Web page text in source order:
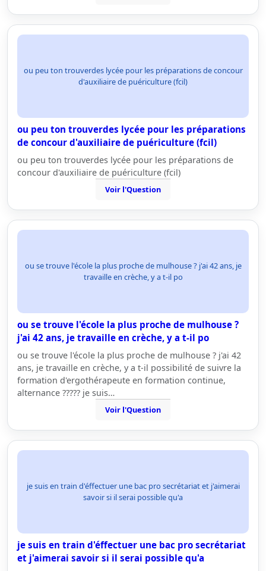
ou peu ton trouverdes lycée pour les préparations de concour
d'auxiliaire de puériculture (fcil)
ou peu ton trouverdes lycée pour les préparations
de concour d'auxiliaire de puériculture (fcil)
ou peu ton trouverdes lycée pour les préparations de
concour d'auxiliaire de puériculture (fcil)
Voir l'Question
ou se trouve l'école la plus proche de mulhouse ? j'ai 42 ans, je
travaille en crèche, y a t-il po
ou se trouve l'école la plus proche de mulhouse ?
j'ai 42 ans, je travaille en crèche, y a t-il po
ou se trouve l'école la plus proche de mulhouse ? j'ai 42
ans, je travaille en crèche, y a t-il possibilité de suivre la
formation d'ergothérapeute en formation continue,
alternance ????? je suis…
Voir l'Question
je suis en train d'éffectuer une bac pro secrétariat et j'aimerai
savoir si il serai possible qu'a
je suis en train d'éffectuer une bac pro secrétariat
et j'aimerai savoir si il serai possible qu'a